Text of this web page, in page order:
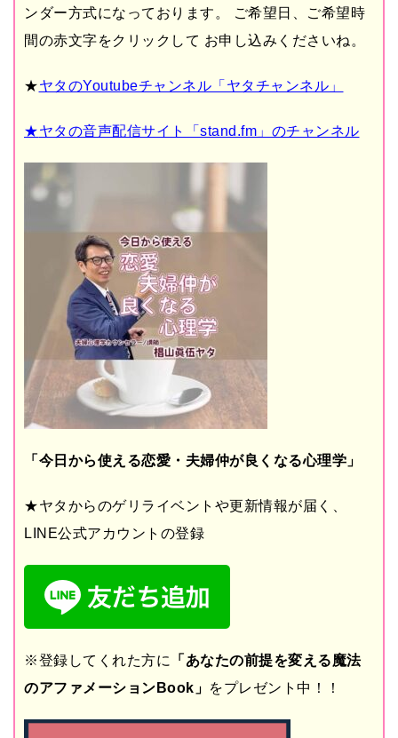
ンダー方式になっております。
ご希望日、ご希望時
間の赤文字をクリックして お申し込みくださいね。
★ヤタのYoutubeチャンネル「ヤタチャンネル」
★ヤタの音声配信サイト「stand.fm」のチャンネル
「今日から使える恋愛・夫婦仲が良くなる心理学」
★ヤタからのゲリライベントや更新情報が届く、
LINE公式アカウントの登録
※登録してくれた方に
「あなたの前提を変える魔法
のアファメーションBook」 をプレゼント中！！